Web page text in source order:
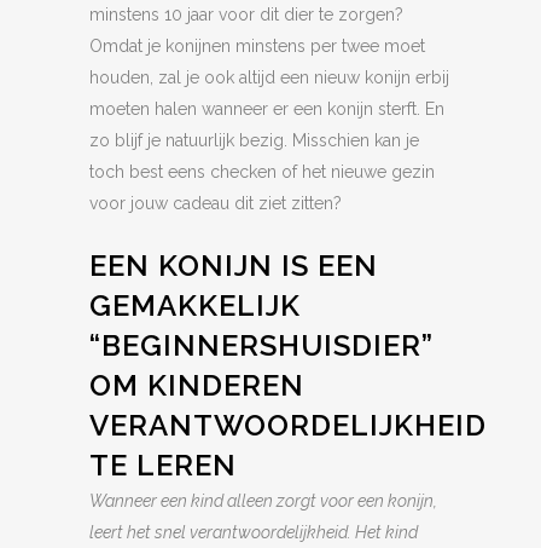
minstens 10 jaar voor dit dier te zorgen?
Omdat je konijnen minstens per twee moet
houden, zal je ook altijd een nieuw konijn erbij
moeten halen wanneer er een konijn sterft. En
zo blijf je natuurlijk bezig. Misschien kan je
toch best eens checken of het nieuwe gezin
voor jouw cadeau dit ziet zitten?
EEN KONIJN IS EEN
GEMAKKELIJK
“BEGINNERSHUISDIER”
OM KINDEREN
VERANTWOORDELIJKHEID
TE LEREN
Wanneer een kind alleen zorgt voor een konijn,
leert het snel verantwoordelijkheid. Het kind